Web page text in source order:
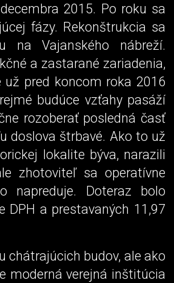
2015. Po roku sa
fázy. Rekonštrukcia sa
na Vajanského nábreží.
a zastarané zariadenia,
už pred koncom roka 2016
budúce vzťahy pasáží
rozoberať posledná časť
doslova štrbavé. Ako to už
lokalite býva, narazili
zhotoviteľ sa operatívne
napreduje. Doteraz bolo
DPH a prestavaných 11,97
chátrajúcich budov, ale ako
moderná verejná inštitúcia